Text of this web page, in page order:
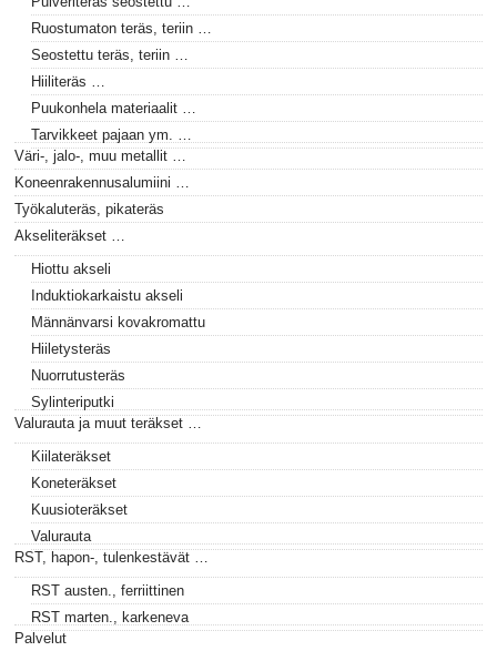
Ruostumaton teräs, teriin …
Seostettu teräs, teriin …
Hiiliteräs …
Puukonhela materiaalit …
Tarvikkeet pajaan ym. …
Väri-, jalo-, muu metallit …
Koneenrakennusalumiini …
Työkaluteräs, pikateräs
Akseliteräkset …
Hiottu akseli
Induktiokarkaistu akseli
Männänvarsi kovakromattu
Hiiletysteräs
Nuorrutusteräs
Sylinteriputki
Valurauta ja muut teräkset …
Kiilateräkset
Koneteräkset
Kuusioteräkset
Valurauta
RST, hapon-, tulenkestävät …
RST austen., ferriittinen
RST marten., karkeneva
Palvelut